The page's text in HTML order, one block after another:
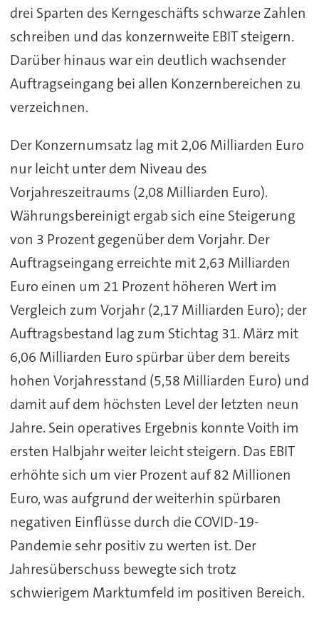
drei Sparten des Kerngeschäfts schwarze Zahlen
schreiben und das konzernweite EBIT steigern.
Darüber hinaus war ein deutlich wachsender
Auftragseingang bei allen Konzernbereichen zu
verzeichnen.
Der Konzernumsatz lag mit 2,06 Milliarden Euro
nur leicht unter dem Niveau des
Vorjahreszeitraums (2,08 Milliarden Euro).
Währungsbereinigt ergab sich eine Steigerung
von 3 Prozent gegenüber dem Vorjahr. Der
Auftragseingang erreichte mit 2,63 Milliarden
Euro einen um 21 Prozent höheren Wert im
Vergleich zum Vorjahr (2,17 Milliarden Euro); der
Auftragsbestand lag zum Stichtag 31. März mit
6,06 Milliarden Euro spürbar über dem bereits
hohen Vorjahresstand (5,58 Milliarden Euro) und
damit auf dem höchsten Level der letzten neun
Jahre. Sein operatives Ergebnis konnte Voith im
ersten Halbjahr weiter leicht steigern. Das EBIT
erhöhte sich um vier Prozent auf 82 Millionen
Euro, was aufgrund der weiterhin spürbaren
negativen Einflüsse durch die COVID-19-
Pandemie sehr positiv zu werten ist. Der
Jahresüberschuss bewegte sich trotz
schwierigem Marktumfeld im positiven Bereich.